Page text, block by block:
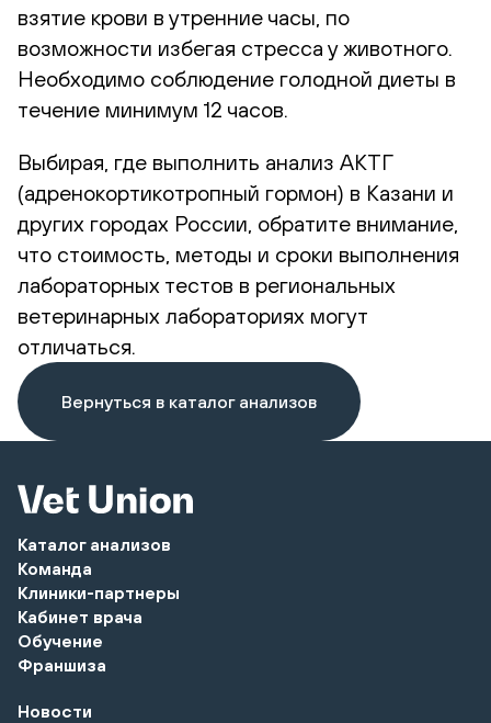
взятие крови в утренние часы, по
возможности избегая стресса у животного.
Необходимо соблюдение голодной диеты в
течение минимум 12 часов.
Выбирая, где выполнить анализ АКТГ
(адренокортикотропный гормон) в Казани и
других городах России, обратите внимание,
что стоимость, методы и сроки выполнения
лабораторных тестов в региональных
ветеринарных лабораториях могут
отличаться.
Вернуться в каталог анализов
Каталог анализов
Команда
Клиники-партнеры
Кабинет врача
Обучение
Франшиза
Новости